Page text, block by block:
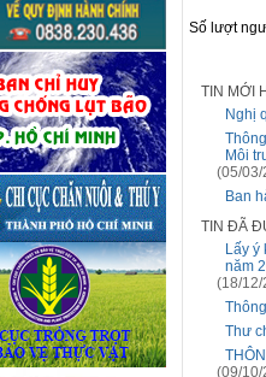
Số lượt
TIN MỚI
Nghị
Môi
(05/
Ban
TIN ĐÃ
Lấy ý
năm
(18/
Thư
(09/